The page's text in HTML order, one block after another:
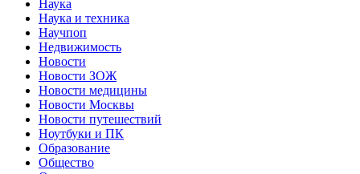
Наука
Наука и техника
Научпоп
Недвижимость
Новости
Новости ЗОЖ
Новости медицины
Новости Москвы
Новости путешествий
Ноутбуки и ПК
Образование
Общество